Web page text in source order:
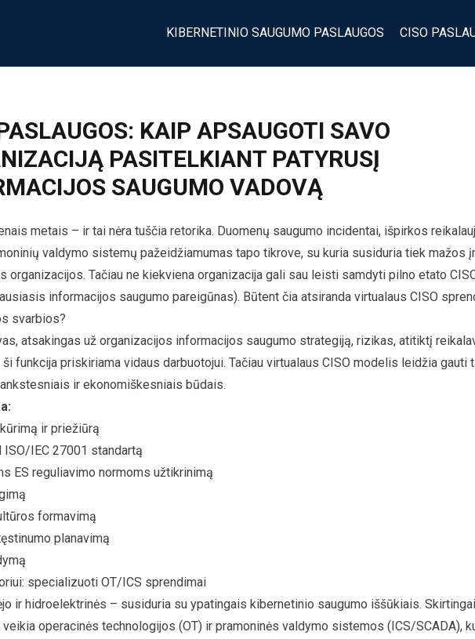
KIBERNETINIO SAUGUMO PASLAUGOS
CISO
KAIP APSAUGOTI SAVO
PASITELKIANT PATYRUSĮ
SAUGUMO VADOVĄ
metais – ir tai nėra tuščia retorika. Duomenų saugumo incidentai, išpirkos
valdymo sistemų pažeidžiamumas tapo tikrove, su kuria susiduria tiek mažos
organizacijos. Tačiau ne kiekviena organizacija gali sau leisti samdyti pilno etato
informacijos saugumo pareigūnas). Būtent čia atsiranda virtualaus CISO
svarbios?
atsakingas už organizacijos informacijos saugumo strategiją, rizikas, atitiktį
funkcija priskiriama vidaus darbuotojui. Tačiau virtualaus CISO modelis leidžia gauti
ir ekonomiškesniais būdais.
ir priežiūrą
IEC 27001 standartą
ES reguliavimo normoms užtikrinimą
formavimą
planavimą
specializuoti OT/ICS sprendimai
ir hidroelektrinės – susiduria su ypatingais kibernetinio saugumo iššūkiais.
operacinės technologijos (OT) ir pramoninės valdymo sistemos (ICS/SCADA),